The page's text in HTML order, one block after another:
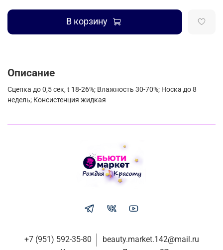
В корзину
Описание
Сцепка до 0,5 сек, t 18-26%; Влажность 30-70%; Носка до 8
недель; Консистенция жидкая
+7 (951) 592-35-80
beauty.market.142@mail.ru